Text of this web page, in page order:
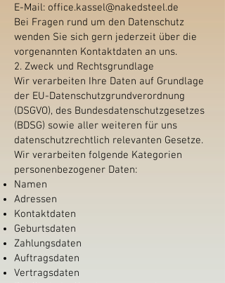
E-Mail: office.kassel@nakedsteel.de
Bei Fragen rund um den Datenschutz
wenden Sie sich gern jederzeit über die
vorgenannten Kontaktdaten an uns.
2. Zweck und Rechtsgrundlage
Wir verarbeiten Ihre Daten auf Grundlage
der EU-Datenschutzgrundverordnung
(DSGVO), des Bundesdatenschutzgesetzes
(BDSG) sowie aller weiteren für uns
datenschutzrechtlich relevanten Gesetze.
Wir verarbeiten folgende Kategorien
personenbezogener Daten:
Namen
Adressen
Kontaktdaten
Geburtsdaten
Zahlungsdaten
Auftragsdaten
Vertragsdaten